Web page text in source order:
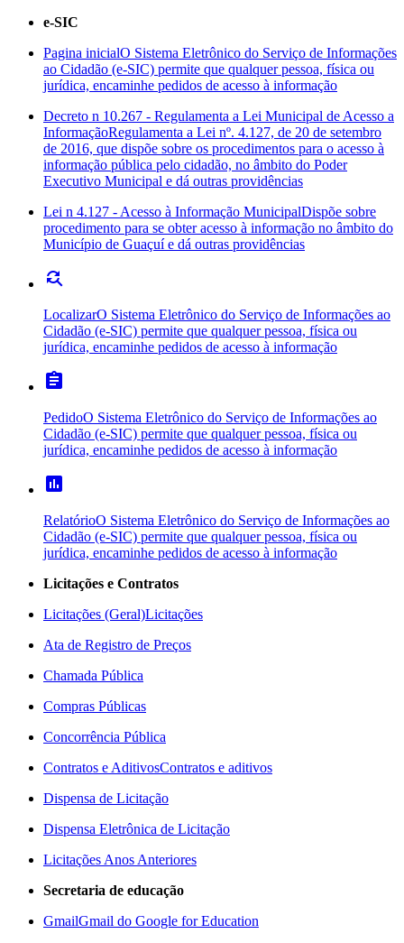
e-SIC
Pagina inicialO Sistema Eletrônico do Serviço de Informações
ao Cidadão (e-SIC) permite que qualquer pessoa, física ou
jurídica, encaminhe pedidos de acesso à informação
Decreto n 10.267 - Regulamenta a Lei Municipal de Acesso a
InformaçãoRegulamenta a Lei nº. 4.127, de 20 de setembro
de 2016, que dispõe sobre os procedimentos para o acesso à
informação pública pelo cidadão, no âmbito do Poder
Executivo Municipal e dá outras providências
Lei n 4.127 - Acesso à Informação MunicipalDispõe sobre
procedimento para se obter acesso à informação no âmbito do
Município de Guaçuí e dá outras providências
find_replace
LocalizarO Sistema Eletrônico do Serviço de Informações ao
Cidadão (e-SIC) permite que qualquer pessoa, física ou
jurídica, encaminhe pedidos de acesso à informação
assignment
PedidoO Sistema Eletrônico do Serviço de Informações ao
Cidadão (e-SIC) permite que qualquer pessoa, física ou
jurídica, encaminhe pedidos de acesso à informação
poll
RelatórioO Sistema Eletrônico do Serviço de Informações ao
Cidadão (e-SIC) permite que qualquer pessoa, física ou
jurídica, encaminhe pedidos de acesso à informação
Licitações e Contratos
Licitações (Geral)Licitações
Ata de Registro de Preços
Chamada Pública
Compras Públicas
Concorrência Pública
Contratos e AditivosContratos e aditivos
Dispensa de Licitação
Dispensa Eletrônica de Licitação
Licitações Anos Anteriores
Secretaria de educação
GmailGmail do Google for Education